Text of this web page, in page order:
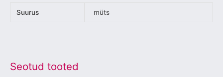
Suurus müts
Seotud tooted